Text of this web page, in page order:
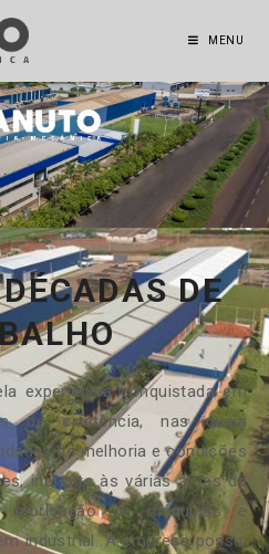
MENU
DE
experiência conquistada em
de existência, nas quais
de melhoria e condições
inerente às várias áreas de
de máquinas e
industrial. A empresa possui